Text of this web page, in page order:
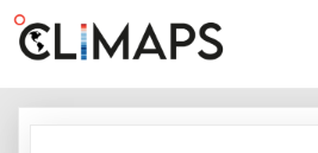
Skip
Climaps.org
Mapas de acción climática en